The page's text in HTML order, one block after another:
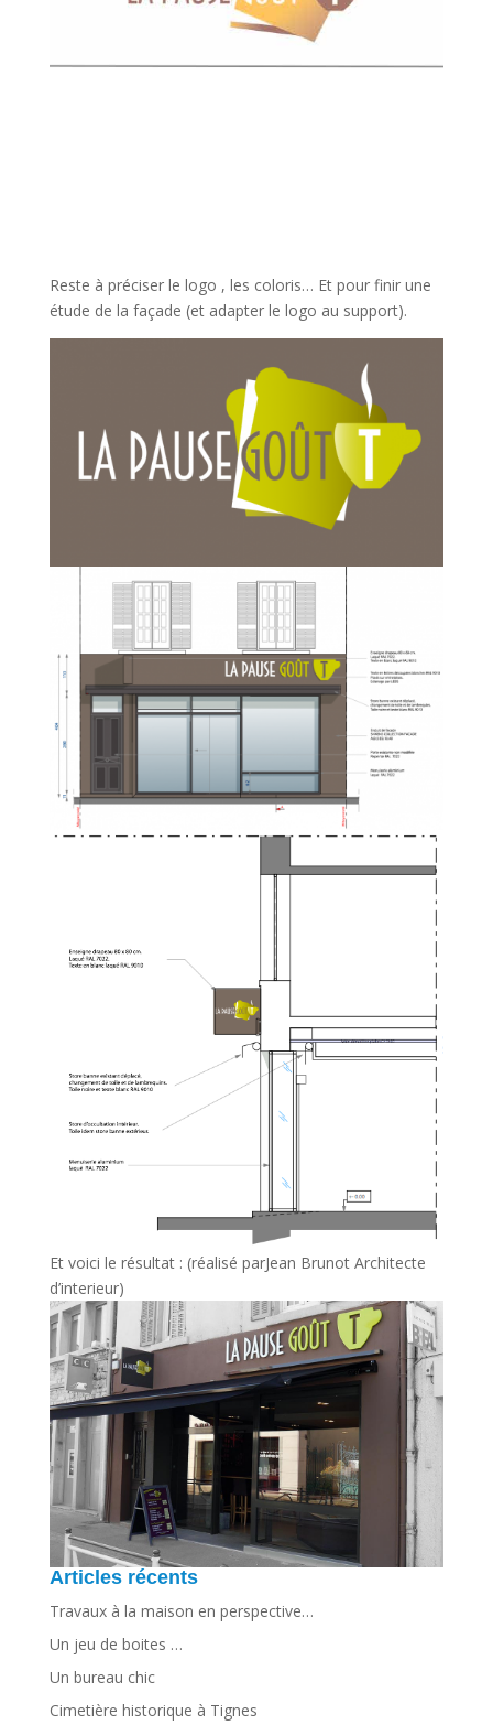
Reste à préciser le logo , les coloris… Et pour finir une
étude de la façade (et adapter le logo au support).
Et voici le résultat : (réalisé parJean Brunot Architecte
d’interieur)
Articles récents
Travaux à la maison en perspective…
Un jeu de boites …
Un bureau chic
Cimetière historique à Tignes